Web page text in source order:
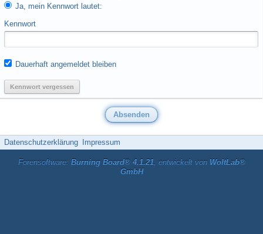
Ja, mein Kennwort lautet:
Kennwort
Dauerhaft angemeldet bleiben
Kennwort vergessen
Datenschutzerklärung Impressum
Forensoftware: Burning Board® 4.1.21, entwickelt von WoltLab®
GmbH